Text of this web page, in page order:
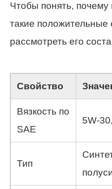
Чтобы понять,
такие
рассмотреть его
Свойство
Вязкость по
SAE
5W-
Тип